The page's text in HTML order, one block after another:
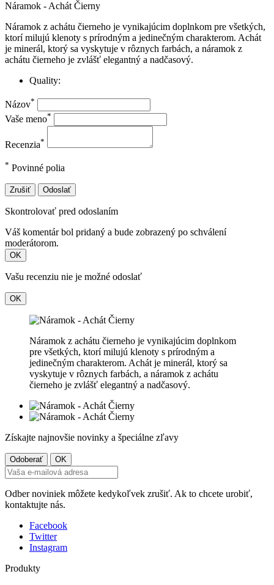
Náramok - Achát Čierny
Náramok z achátu čierneho je vynikajúcim doplnkom pre všetkých,
ktorí milujú klenoty s prírodným a jedinečným charakterom. Achát
je minerál, ktorý sa vyskytuje v rôznych farbách, a náramok z
achátu čierneho je zvlášť elegantný a nadčasový.
Quality:
Názov*
Vaše meno*
Recenzia*
* Povinné polia
Zrušiť Odoslať
Skontrolovať pred odoslaním
Váš komentár bol pridaný a bude zobrazený po schválení
moderátorom.
OK
Vašu recenziu nie je možné odoslať
OK
Náramok z achátu čierneho je vynikajúcim doplnkom
pre všetkých, ktorí milujú klenoty s prírodným a
jedinečným charakterom. Achát je minerál, ktorý sa
vyskytuje v rôznych farbách, a náramok z achátu
čierneho je zvlášť elegantný a nadčasový.
Získajte najnovšie novinky a špeciálne zľavy
Odber noviniek môžete kedykoľvek zrušiť. Ak to chcete urobiť,
kontaktujte nás.
Facebook
Twitter
Instagram
Produkty